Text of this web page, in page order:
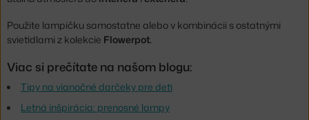
Použite lampičku samostatne alebo v kombinácii s ostatnými
svietidlami z kolekcie Flowerpot.
Viac si prečítate na našom blogu:
Tipy na vianočné darčeky pre deti
Letná inšpirácia: prenosné lampy